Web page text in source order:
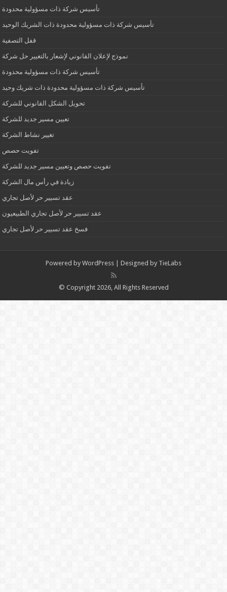
تأسيس شركة ذات مسؤولية محدودة
تأسيس شركة ذات مسؤولية محدودة ذات الشريك الوحيد
قفل التصفية
نموذج لإعلان القانوني لإشعار بالتغيير حل شركة
تأسيس شركة ذات مسؤولية محدودة
تأسيس شركة ذات مسؤولية محدودة ذات شريك وحيد
تحويل الشكل القانوني للشركة
تعيين مسير جديد للشركة
تغيير نشاط الشركة
تفويت حصص
تفويت حصص وتعيين مسير جديد للشركة
زيادة في رأس مال الشركة
عقد تسيير حر لأصل تجاري
عقد تسيير حر لأصل تجاري الطبيعيون
فسخ عقد تسيير حر لأصل تجاري
Powered by WordPress | Designed by TieLabs
© Copyright 2026, All Rights Reserved